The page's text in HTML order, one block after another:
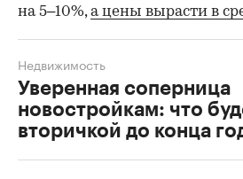
на 5–10%,а цены вырасти в
Уверенная соперница
новостройкам: что
вторичкой до конца
Недвижимость